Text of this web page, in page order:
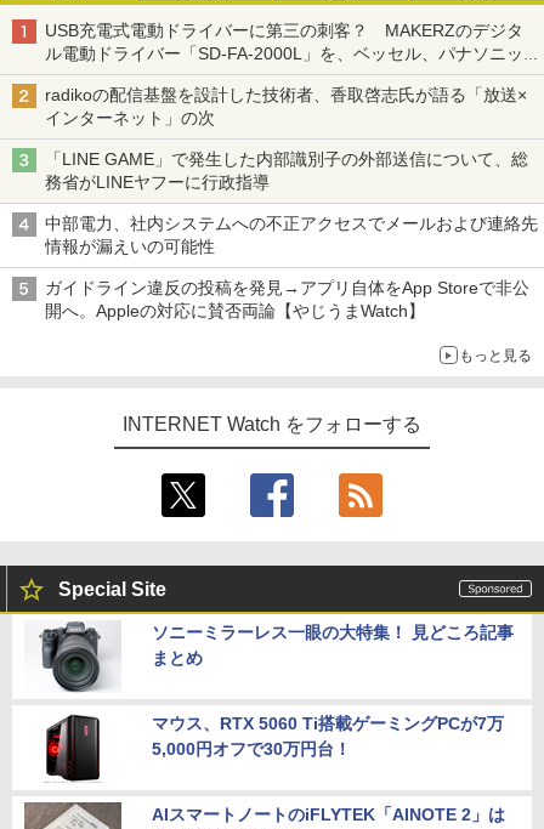
USB充電式電動ドライバーに第三の刺客？ MAKERZのデジタ
ル電動ドライバー「SD-FA-2000L」を、ベッセル、パナソニッ
クと比較してみた 【テレワークグッズ・ミニレビュー 第165
回】
radikoの配信基盤を設計した技術者、香取啓志氏が語る「放送×
インターネット」の次
「LINE GAME」で発生した内部識別子の外部送信について、総
務省がLINEヤフーに行政指導
中部電力、社内システムへの不正アクセスでメールおよび連絡先
情報が漏えいの可能性
ガイドライン違反の投稿を発見→アプリ自体をApp Storeで非公
開へ。Appleの対応に賛否両論【やじうまWatch】
もっと見る
INTERNET Watch をフォローする
Special Site
ソニーミラーレス一眼の大特集！ 見どころ記事
まとめ
マウス、RTX 5060 Ti搭載ゲーミングPCが7万
5,000円オフで30万円台！
AIスマートノートのiFLYTEK「AINOTE 2」は